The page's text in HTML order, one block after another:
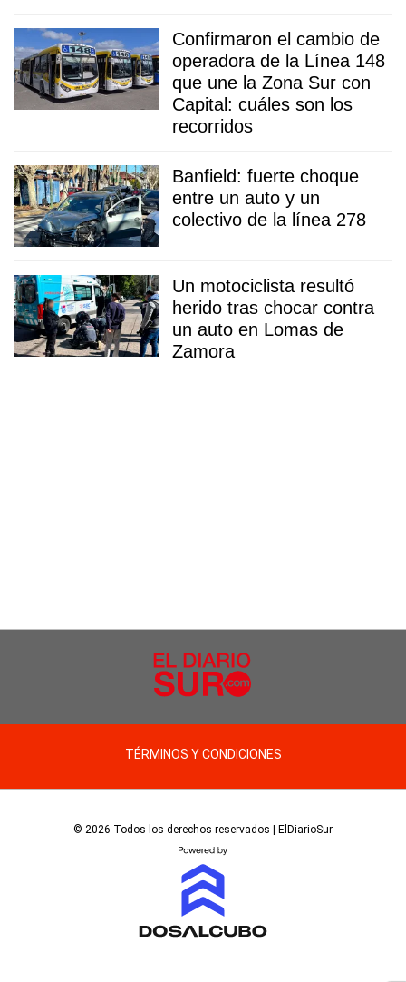
Confirmaron el cambio de
operadora de la Línea 148
que une la Zona Sur con
Capital: cuáles son los
recorridos
Banfield: fuerte choque
entre un auto y un
colectivo de la línea 278
Un motociclista resultó
herido tras chocar contra
un auto en Lomas de
Zamora
TÉRMINOS Y CONDICIONES
© 2026 Todos los derechos reservados | ElDiarioSur